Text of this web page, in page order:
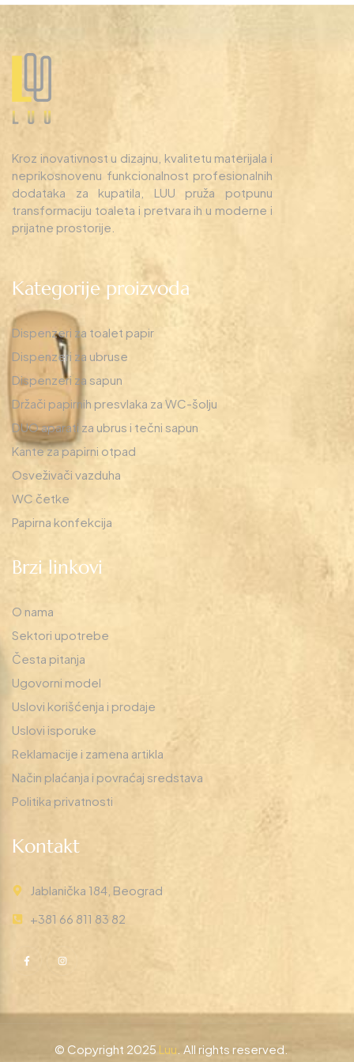
Kroz inovativnost u dizajnu, kvalitetu materijala i
neprikosnovenu funkcionalnost profesionalnih
dodataka za kupatila, LUU pruža potpunu
transformaciju toaleta i pretvara ih u moderne i
prijatne prostorije.
Kategorije proizvoda
Dispenzeri za toalet papir
Dispenzeri za ubruse
Dispenzeri za sapun
Držači papirnih presvlaka za WC-šolju
DUO aparati za ubrus i tečni sapun
Kante za papirni otpad
Osveživači vazduha
WC četke
Papirna konfekcija
Brzi linkovi
O nama
Sektori upotrebe
Česta pitanja
Ugovorni model
Uslovi korišćenja i prodaje
Uslovi isporuke
Reklamacije i zamena artikla
Način plaćanja i povraćaj sredstava
Politika privatnosti
Kontakt
Jablanička 184, Beograd
+381 66 811 83 82
© Copyright 2025 Luu . All rights reserved.